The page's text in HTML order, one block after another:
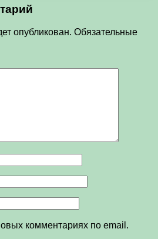
опубликован. Обязательные
комментариях по email.